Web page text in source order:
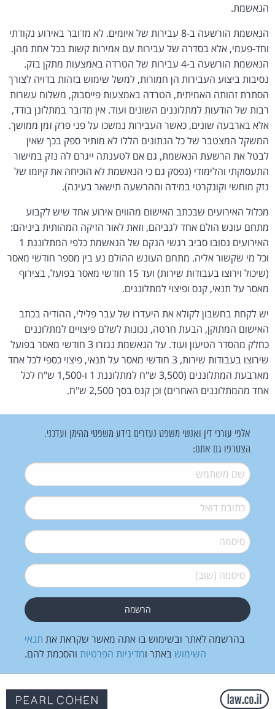
הנאשמת.
הנאשמת הורשעה ב-8 עבירות של איומים. לא מדובר באירוע נקודתי
וחד-פעמי, אלא בסדרה של עבירות עם אמירות קשות בכל אחת מהן.
הנאשמת הורשעה ב-4 עבירות של הטרדה באמצעות מתקן בזק.
נסיבות ביצוע העבירות הן חמורות, למשל שימוש בזהות בדויה לצורך
הסתרת זהותה האמיתית, הטרדה באמצעות פייסבוק, משלוח עשרות
רבות של הודעות למתלוננים השונים ועוד. אין מדובר במתלונן בודד,
אלא בארבעה שונים, כאשר העבירות נמשכו על פני פרק זמן ממושך.
המשקל המצטבר של כל הנתונים הללו לא מותיר ספק בכך שאין
לבטל את הרשעת הנאשמת, גם אם לטענתה ייגרם לה נזק במישור
התעסוקתי והלימודי (נפסק גם כי הנאשמת לא הוכיחה את קיומו של
נזק מוחשי וקונקרטי במידה וההרשעה תישאר בעינה).
מכלול האירועים שבכתב האישום מהווים אירוע אחד שיש לקבוע
מתחם עונש הולם אחד לגביהם, וזאת לאור הזיקה המהותית ביניהם:
האירועים נסובו סביב רגשי הנקם של הנאשמת כלפי המתלוננת 1
וכל מי שקשור אליה. מתחם העונש ההולם נע בין מספר חודשי מאסר
(שיכול וירוצו בעבודות שירות) ועד 15 חודשי מאסר בפועל, בצירוף
מאסר על תנאי, קנס ופיצוי למתלוננים.
יש לקחת בחשבון לקולא את היעדרו של עבר פלילי, ההודיה בכתב
האישום המתוקן, הבעת חרטה, נכונות לשלם פיצויים למתלוננים
כחלק מהסדר הטיעון ועוד. על הנאשמת נגזרו 3 חודשי מאסר בפועל
שירוצו בעבודות שירות, 3 חודשי מאסר על תנאי, פיצוי כספי לכל אחד
מארבעת המתלוננים (3,500 ש"ח למתלוננת 1 ו-1,500 ש"ח לכל
אחד מהמתלוננים האחרים) וכן קנס בסך 2,500 ש"ח.
אלפי עורכי דין ואנשי משפט נעזרים בידע משפטי מהימן ועדכני.
הצטרפו גם אתם:
שם משתמש*
דואל*
סיסמה*
סיסמה (שוב)*
בהרשמה לאתר ובשימוש בו אתה מאשר שקראת את תנאי
השימוש באתר ומדיניות הפרטיות והסכמת להם.